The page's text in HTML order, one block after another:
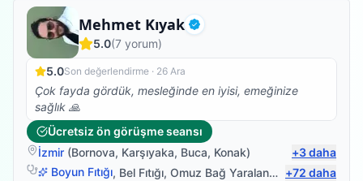
Mehmet Kıyak Doğrulanmış
Fizyoterapist
5.0(7 yorum)
5.0Son değerlendirme · 26 Ara
Çok fayda gördük, mesleğinde en iyisi, emeğinize
sağlık 🙏
Ücretsiz ön görüşme seansı
İzmir (Bornova, Karşıyaka, Buca, Konak) +3daha
Boyun Fıtığı, Bel Fıtığı, Omuz Bağ Yaralanması ,Protez
+72 daha